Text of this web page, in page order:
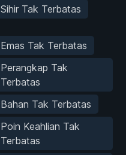
Sihir Tak Terbatas
Emas Tak Terbatas
Perangkap Tak
Terbatas
Bahan Tak Terbatas
Poin Keahlian Tak
Terbatas